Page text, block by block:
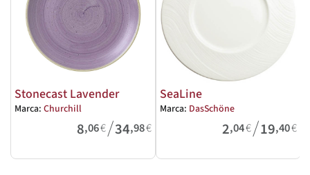
Stonecast Lavender
Marca: Churchill
8,06€/34,98€
SeaLine
Marca: DasSchöne
2,04€/19,40€